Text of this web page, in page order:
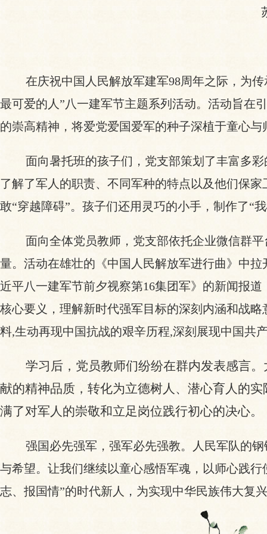
在庆祝中国人民解放军建军98周年之际，为
最可爱的人”八一建军节主题系列活动。活动旨在
的崇高精神，将爱党爱国爱军的种子深植于童心与
面向暑托班的孩子们，党支部策划了丰富多
了解了军人的职责、不同军种的特点以及他们保
敢“穿越障碍”。孩子们还用灵巧的小手，制作了“
面向全体党员教师，党支部依托企业微信群
量。活动在雄壮的《中国人民解放军进行曲》中
近平八一建军节前夕视察第16集团军》的新闻报
核心要义，理解新时代强军目标的深刻内涵和战
料,生动再现中国抗战的艰辛历程,深刻展现中国共
学习后，党员教师们纷纷在群内发表感言
献的精神品质，转化为立德树人、潜心育人的
满了对军人的崇敬和立足岗位践行初心的决心。
强国必先强军，强军必先强教。人民军队的
与希望。让我们继续以童心感悟军魂，以师心践
志、报国情”的时代新人，为实现中华民族伟大复